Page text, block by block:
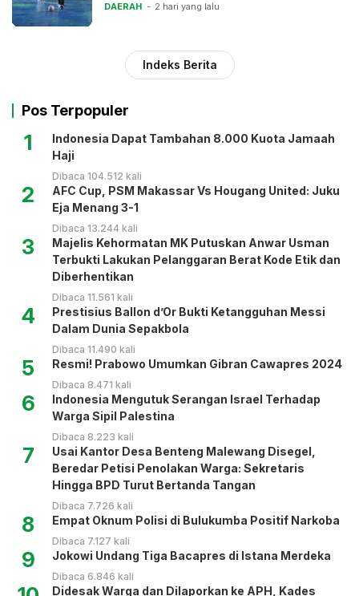
DAERAH 2 hari yang lalu
Indeks Berita
Pos Terpopuler
1
Indonesia Dapat Tambahan 8.000 Kuota Jamaah
Haji
Dibaca 104.512 kali
2
AFC Cup, PSM Makassar Vs Hougang United: Juku
Eja Menang 3-1
Dibaca 13.244 kali
3
Majelis Kehormatan MK Putuskan Anwar Usman
Terbukti Lakukan Pelanggaran Berat Kode Etik dan
Diberhentikan
Dibaca 11.561 kali
4
Prestisius Ballon d’Or Bukti Ketangguhan Messi
Dalam Dunia Sepakbola
Dibaca 11.490 kali
5 Resmi! Prabowo Umumkan Gibran Cawapres 2024
Dibaca 8.471 kali
6
Indonesia Mengutuk Serangan Israel Terhadap
Warga Sipil Palestina
Dibaca 8.223 kali
7
Usai Kantor Desa Benteng Malewang Disegel,
Beredar Petisi Penolakan Warga: Sekretaris
Hingga BPD Turut Bertanda Tangan
Dibaca 7.726 kali
8 Empat Oknum Polisi di Bulukumba Positif Narkoba
Dibaca 7.127 kali
9 Jokowi Undang Tiga Bacapres di Istana Merdeka
Dibaca 6.846 kali
Didesak Warga dan Dilaporkan ke APH, Kades